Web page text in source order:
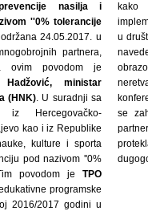
nasilja i
''0% tolerancije
24.05.2017. u
partnera,
ovim povodom je
ministar
(HNK). U suradnji sa
iz Hercegovačko-
kao i iz Republike
kulture i sporta
pod nazivom ''0%
povodom je TPO
programske
2016/2017 godini u
kako
u
se